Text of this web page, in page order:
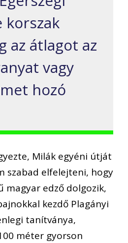
korszak
az átlagot az
vagy
hozó
Milák egyéni útját
szabad elfelejteni, hogy
magyar edző dolgozik,
kezdő Plagányi
tanítványa,
méter gyorson